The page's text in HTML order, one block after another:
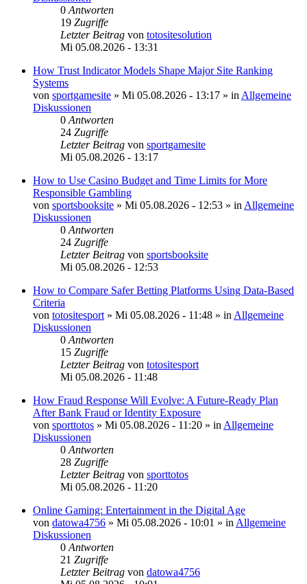
0 Antworten
19 Zugriffe
Letzter Beitrag von totositesolution
Mi 05.08.2026 - 13:31
How Trust Indicator Models Shape Major Site Ranking
Systems
von sportgamesite » Mi 05.08.2026 - 13:17 » in Allgemeine
Diskussionen
0 Antworten
24 Zugriffe
Letzter Beitrag von sportgamesite
Mi 05.08.2026 - 13:17
How to Use Casino Budget and Time Limits for More
Responsible Gambling
von sportsbooksite » Mi 05.08.2026 - 12:53 » in Allgemeine
Diskussionen
0 Antworten
24 Zugriffe
Letzter Beitrag von sportsbooksite
Mi 05.08.2026 - 12:53
How to Compare Safer Betting Platforms Using Data-Based
Criteria
von totositesport » Mi 05.08.2026 - 11:48 » in Allgemeine
Diskussionen
0 Antworten
15 Zugriffe
Letzter Beitrag von totositesport
Mi 05.08.2026 - 11:48
How Fraud Response Will Evolve: A Future-Ready Plan
After Bank Fraud or Identity Exposure
von sporttotos » Mi 05.08.2026 - 11:20 » in Allgemeine
Diskussionen
0 Antworten
28 Zugriffe
Letzter Beitrag von sporttotos
Mi 05.08.2026 - 11:20
Online Gaming: Entertainment in the Digital Age
von datowa4756 » Mi 05.08.2026 - 10:01 » in Allgemeine
Diskussionen
0 Antworten
21 Zugriffe
Letzter Beitrag von datowa4756